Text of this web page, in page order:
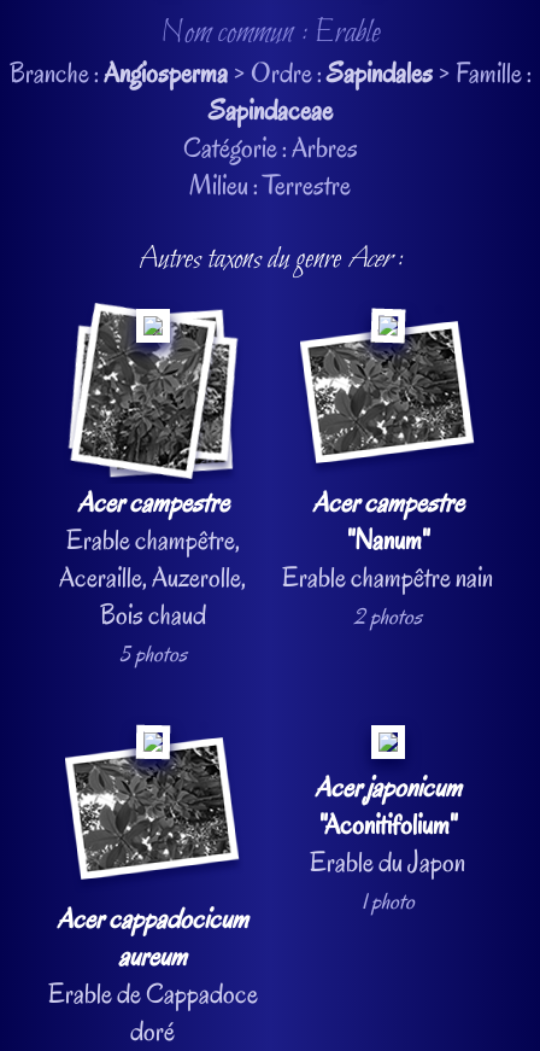
Nom commun : Erable
Branche :Angiosperma> Ordre :Sapindales> Famille :
Sapindaceae
Catégorie : Arbres
Milieu : Terrestre
Autres taxons du genreAcer:
Acer campestre
Erable champêtre,
Aceraille, Auzerolle,
Bois chaud
5 photos
Acer campestre
"Nanum"
Erable champêtre nain
2 photos
Acer cappadocicum
aureum
Erable de Cappadoce
doré
Acer japonicum
"Aconitifolium"
Erable du Japon
1 photo